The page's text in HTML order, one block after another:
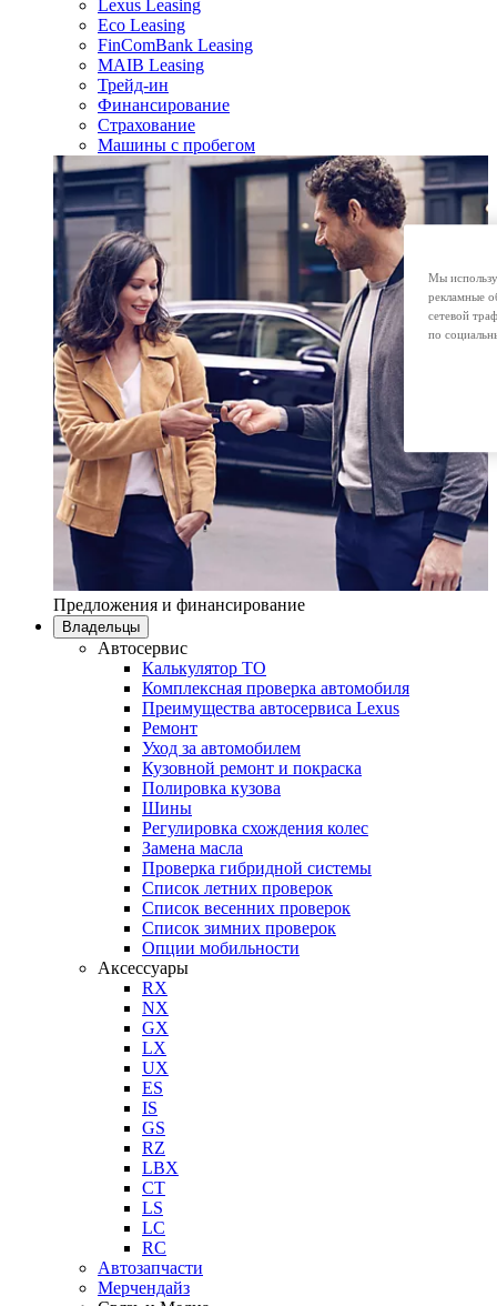
Lexus Leasing
Eco Leasing
FinComBank Leasing
MAIB Leasing
Трейд-ин
Финансирование
Страхование
Машины с пробегом
Предложения и финансирование
Владельцы
Автосервис
Калькулятор ТО
Комплексная проверка автомобиля
Преимущества автосервиса Lexus
Ремонт
Уход за автомобилем
Кузовной ремонт и покраска
Полировка кузова
Шины
Регулировка схождения колес
Замена масла
Проверка гибридной системы
Список летних проверок
Список весенних проверок
Список зимних проверок
Опции мобильности
Аксессуары
RX
NX
GX
LX
UX
ES
IS
GS
RZ
LBX
CT
LS
LC
RC
Автозапчасти
Мерчендайз
Мы
рекламные
сетевой
по